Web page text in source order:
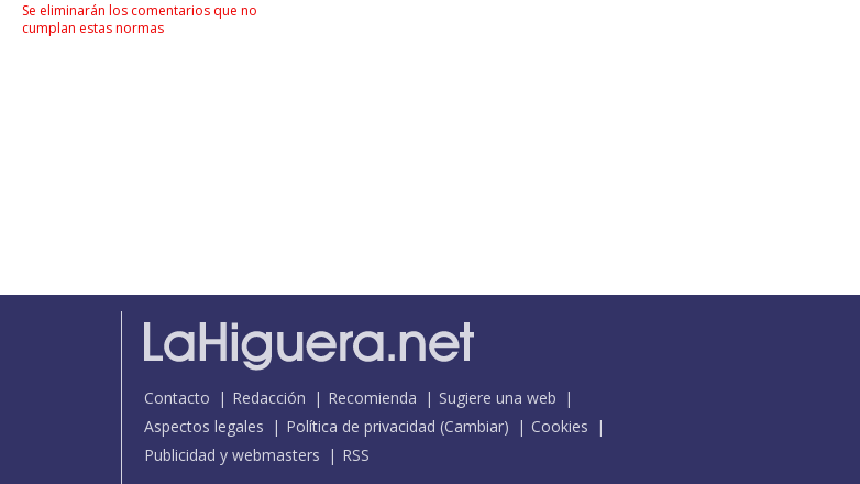
Se eliminarán los comentarios que no
cumplan estas normas
Contacto Redacción Recomienda
Sugiere una web
Aspectos legales
Política de privacidad (Cambiar)
Cookies
Publicidad y webmasters
RSS